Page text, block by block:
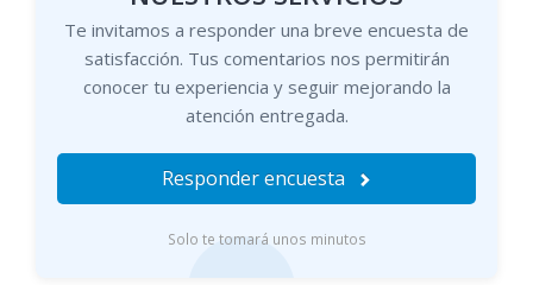
Te invitamos a responder una breve encuesta de
satisfacción. Tus comentarios nos permitirán
conocer tu experiencia y seguir mejorando la
atención entregada.
Responder encuesta
Solo te tomará unos minutos